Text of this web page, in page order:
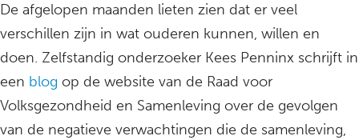
De afgelopen maanden lieten zien dat er veel
verschillen zijn in wat ouderen kunnen, willen en
doen. Zelfstandig onderzoeker Kees Penninx schrijft in
een blog op de website van de Raad voor
Volksgezondheid en Samenleving over de gevolgen
van de negatieve verwachtingen die de samenleving,